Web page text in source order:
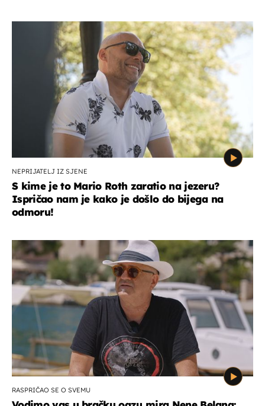
NEPRIJATELJ IZ SJENE
S kime je to Mario Roth zaratio na jezeru?
Ispričao nam je kako je došlo do bijega na
odmoru!
RASPRIČAO SE O SVEMU